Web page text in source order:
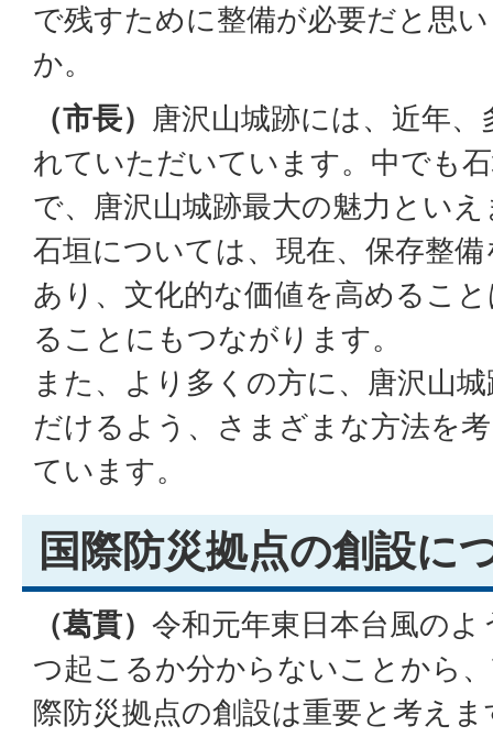
で残すために整備が必要だと思
か。
（市長） 唐沢山城跡には、近年
れていただいています。中でも
で、唐沢山城跡最大の魅力とい
石垣については、現在、保存整
あり、文化的な価値を高めるこ
ることにもつながります。
また、より多くの方に、唐沢山
だけるよう、さまざまな方法を
ています。
国際防災拠点の創設に
（葛貫） 令和元年東日本台風の
つ起こるか分からないことから
際防災拠点の創設は重要と考え